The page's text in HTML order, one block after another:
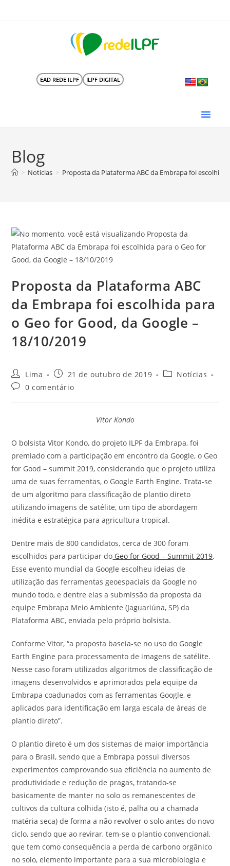
EAD REDE ILPF ILPF DIGITAL
Blog
> Notícias > Proposta da Plataforma ABC da Embrapa foi
Proposta da Plataforma ABC
da Embrapa foi escolhida para
o Geo for Good, da Google –
18/10/2019
Lima 21 de outubro de 2019
Notícias
0 comentário
Vitor Kondo
O bolsista Vitor Kondo, do projeto ILPF da Embrapa, foi
premiado com a participação em encontro da Google, o Geo
for Good – summit 2019, considerando que o projeto utiliza
uma de suas ferramentas, o Google Earth Engine. Trata-se
de um algoritmo para classificação de plantio direto
utilizando imagens de satélite, um tipo de abordagem
inédita e estratégica para agricultura tropical.
Dentre mais de 800 candidatos, cerca de 300 foram
escolhidos para participar do Geo for Good – Summit 2019.
Esse evento mundial da Google escolheu ideias de
utilização das ferramentas geoespaciais da Google no
mundo todo, e dentre elas a submissão da proposta da
equipe Embrapa Meio Ambiente (Jaguariúna, SP) da
Plataforma ABC, enviada pelo próprio bolsista.
Conforme Vitor, “a proposta baseia-se no uso do Google
Earth Engine para processamento de imagens de satélite.
Nesse caso foram utilizados algoritmos de classificação de
imagens desenvolvidos e aprimorados pela equipe da
Embrapa coadunados com as ferramentas Google, e
aplicados para identificação em larga escala de áreas de
plantio direto”.
O plantio direto é um dos sistemas de maior importância
para o Brasil, sendo que a Embrapa possui diversos
experimentos comprovando sua eficiência no aumento de
produtividade e redução de pragas, tratando-se
basicamente de manter no solo os remanescentes de
cultivos da cultura colhida (isto é, palha ou a chamada
matéria seca) de forma a não revolver o solo antes do novo
ciclo, sendo que ao revirar, tem-se o plantio convencional,
que tem como consequência a perda de carbono orgânico
no solo, elemento importante para a sua microbiologia e